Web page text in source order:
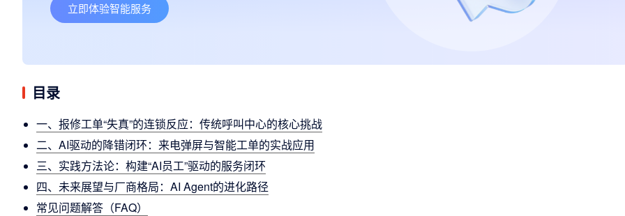
立即体验智能服务
目录
一、报修工单“失真”的连锁反应：传统呼叫中心的核心挑战
二、AI驱动的降错闭环：来电弹屏与智能工单的实战应用
三、实践方法论：构建“AI员工”驱动的服务闭环
四、未来展望与厂商格局：AI Agent的进化路径
常见问题解答（FAQ）